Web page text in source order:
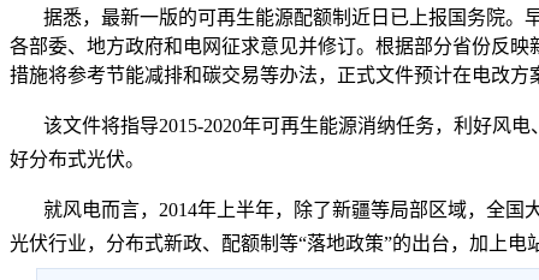
据悉，最新一版的可再生能源配额制近日已上报国务院。
各部委、地方政府和电网征求意见并修订。根据部分省份反
措施将参考节能减排和碳交易等办法，正式文件预计在电改方
该文件将指导2015-2020年可再生能源消纳任务，利好风
好分布式光伏。
就风电而言，2014年上半年，除了新疆等局部区域，全
光伏行业，分布式新政、配额制等“落地政策”的出台，加上